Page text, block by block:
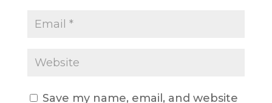
Save my name, email, and website